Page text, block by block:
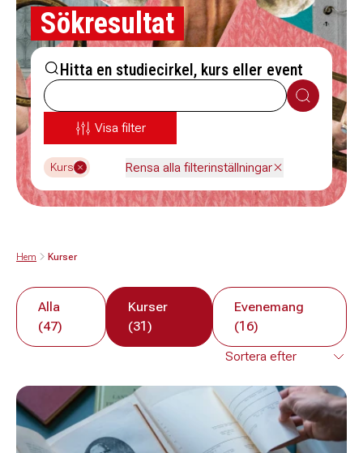
Sökresultat
Hitta en studiecirkel, kurs eller event
Sök
Visa filter
Kurs Rensa alla filterinställningar
Hem Kurser
Alla
(47)
Kurser
(31)
Evenemang
(16)